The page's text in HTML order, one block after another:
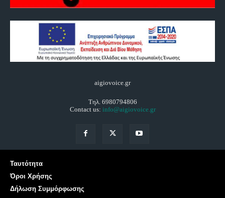
aigiovoice.gr
Τηλ. 6980794806
Contact us: info@aigiovoice.gr
Ταυτότητα
Όροι Χρήσης
Δήλωση Συμμόρφωσης